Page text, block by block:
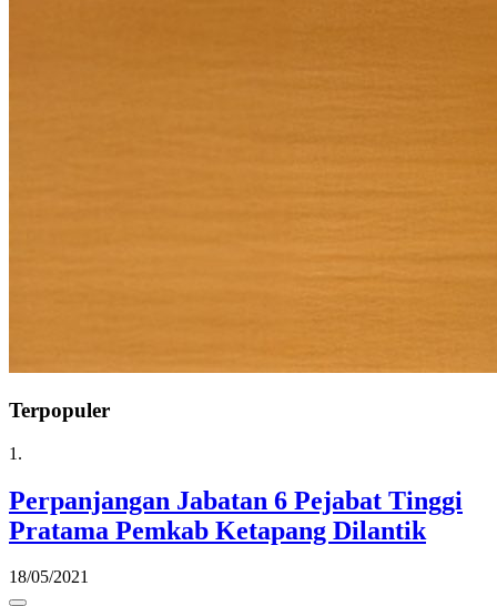
Terpopuler
1.
Perpanjangan Jabatan 6 Pejabat Tinggi
Pratama Pemkab Ketapang Dilantik
18/05/2021